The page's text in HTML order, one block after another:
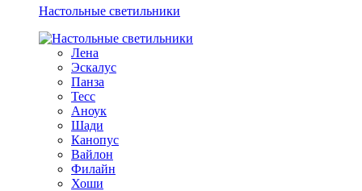
Настольные светильники
Лена
Эскалус
Панза
Тесс
Аноук
Шади
Канопус
Вайлон
Филайн
Хоши